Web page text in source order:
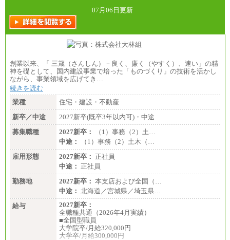
07月06日更新
創業以来、「 三箴（さんしん）－良く、廉く（やすく）、速い」の精
神を礎として、国内建設事業で培った「ものづくり」の技術を活かし
ながら、事業領域を広げてき…
続きを読む
業種
住宅・建設・不動産
新卒／中途
2027新卒(既卒3年以内可)・中途
募集職種
2027新卒：
（1）事務（2）土…
中途：
（1）事務（2）土木（…
雇用形態
2027新卒： 正社員
中途： 正社員
勤務地
2027新卒： 本支店および全国（…
中途： 北海道／宮城県／埼玉県…
給与
2027新卒：
全職種共通（2026年4月実績）
■全国型職員
大学院卒/月給320,000円
大学卒/月給300,000円